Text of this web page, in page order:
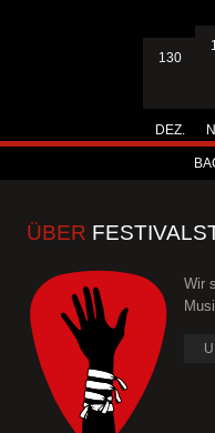
130
DEZ.
ÜBER
Wir